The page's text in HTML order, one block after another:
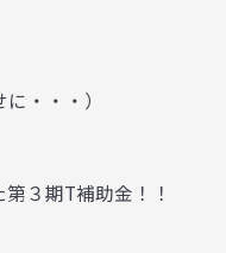
・・・）
３期T補助金！！